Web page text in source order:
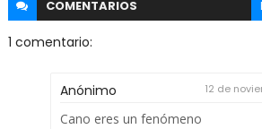
COMENTARIOS
1 comentario:
Anónimo 12 de
Cano eres un fenómeno